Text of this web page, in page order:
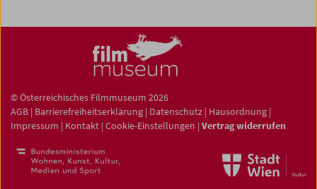
© Österreichisches Filmmuseum 2026
AGB | Barrierefreiheitserklärung | Datenschutz | Hausordnung |
Impressum | Kontakt | Cookie-Einstellungen | Vertrag widerrufen